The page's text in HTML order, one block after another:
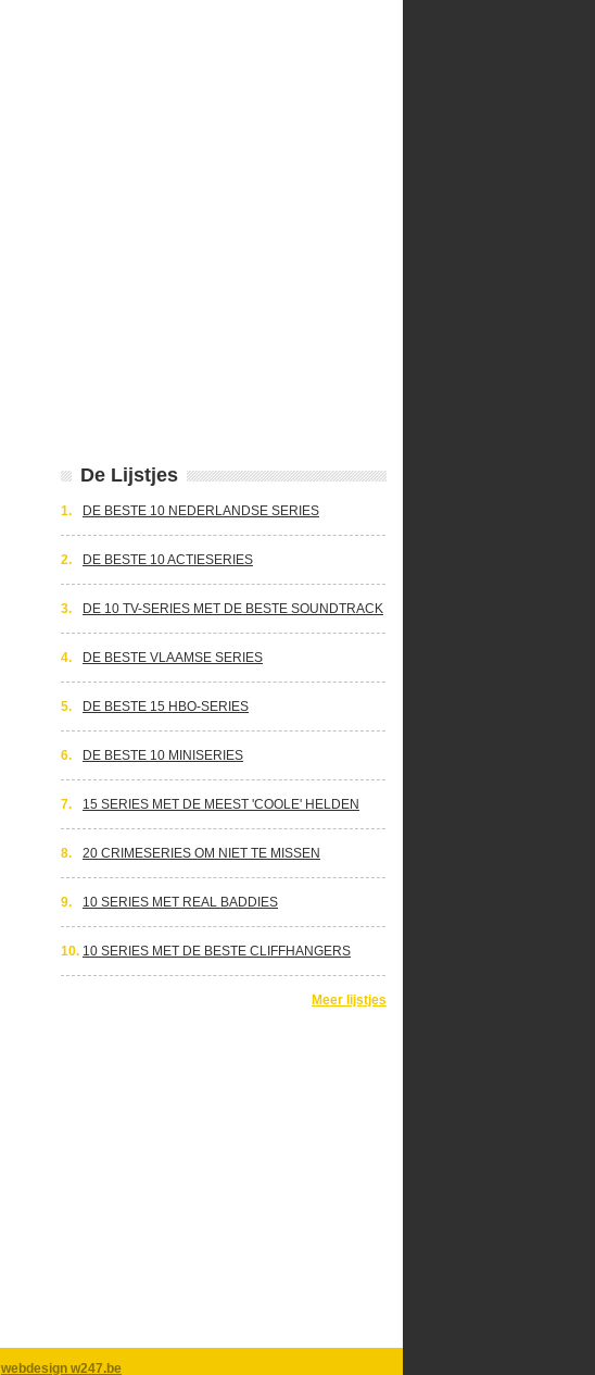
De Lijstjes
1. DE BESTE 10 NEDERLANDSE SERIES
2. DE BESTE 10 ACTIESERIES
3. DE 10 TV-SERIES MET DE BESTE SOUNDTRACK
4. DE BESTE VLAAMSE SERIES
5. DE BESTE 15 HBO-SERIES
6. DE BESTE 10 MINISERIES
7. 15 SERIES MET DE MEEST 'COOLE' HELDEN
8. 20 CRIMESERIES OM NIET TE MISSEN
9. 10 SERIES MET REAL BADDIES
10. 10 SERIES MET DE BESTE CLIFFHANGERS
Meer lijstjes
webdesign w247.be